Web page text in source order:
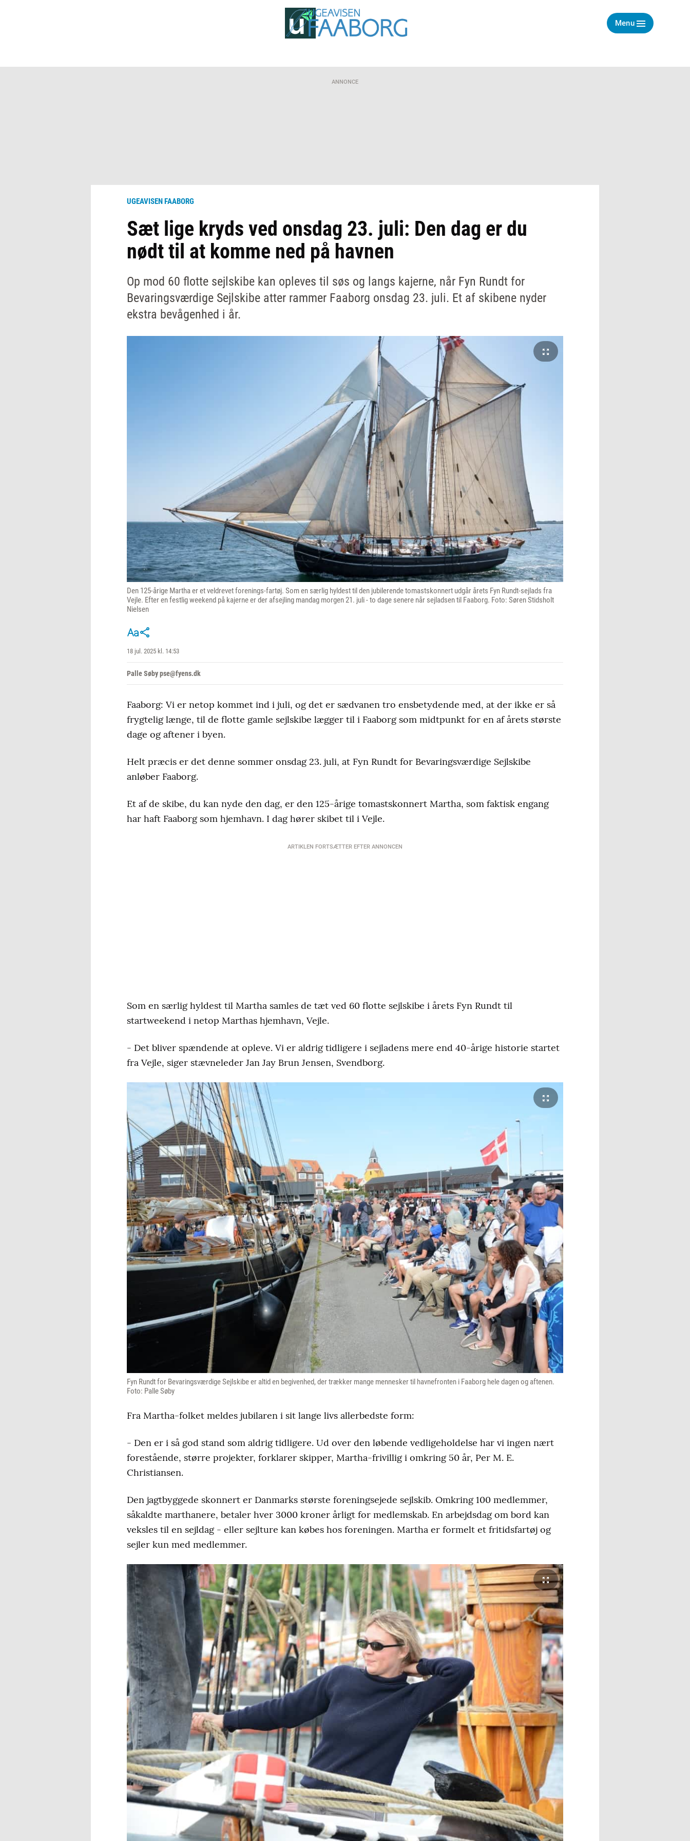
Menu
ANNONCE
UGEAVISEN FAABORG
Sæt lige kryds ved onsdag 23. juli: Den dag er du
nødt til at komme ned på havnen
Op mod 60 flotte sejlskibe kan opleves til søs og langs kajerne, når Fyn Rundt for
Bevaringsværdige Sejlskibe atter rammer Faaborg onsdag 23. juli. Et af skibene nyder
ekstra bevågenhed i år.
Den 125-årige Martha er et veldrevet forenings-fartøj. Som en særlig hyldest til den jubilerende tomastskonnert udgår årets Fyn Rundt-sejlads fra
Vejle. Efter en festlig weekend på kajerne er der afsejling mandag morgen 21. juli - to dage senere når sejladsen til Faaborg. Foto: Søren Stidsholt
Nielsen
18 jul. 2025 kl. 14:53
Palle Søby pse@fyens.dk
Faaborg: Vi er netop kommet ind i juli, og det er sædvanen tro ensbetydende med, at der ikke er så
frygtelig længe, til de flotte gamle sejlskibe lægger til i Faaborg som midtpunkt for en af årets største
dage og aftener i byen.
Helt præcis er det denne sommer onsdag 23. juli, at Fyn Rundt for Bevaringsværdige Sejlskibe
anløber Faaborg.
Et af de skibe, du kan nyde den dag, er den 125-årige tomastskonnert Martha, som faktisk engang
har haft Faaborg som hjemhavn. I dag hører skibet til i Vejle.
ARTIKLEN FORTSÆTTER EFTER ANNONCEN
Som en særlig hyldest til Martha samles de tæt ved 60 flotte sejlskibe i årets Fyn Rundt til
startweekend i netop Marthas hjemhavn, Vejle.
- Det bliver spændende at opleve. Vi er aldrig tidligere i sejladens mere end 40-årige historie startet
fra Vejle, siger stævneleder Jan Jay Brun Jensen, Svendborg.
Fyn Rundt for Bevaringsværdige Sejlskibe er altid en begivenhed, der trækker mange mennesker til havnefronten i Faaborg hele dagen og aftenen.
Foto: Palle Søby
Fra Martha-folket meldes jubilaren i sit lange livs allerbedste form:
- Den er i så god stand som aldrig tidligere. Ud over den løbende vedligeholdelse har vi ingen nært
forestående, større projekter, forklarer skipper, Martha-frivillig i omkring 50 år, Per M. E.
Christiansen.
Den jagtbyggede skonnert er Danmarks største foreningsejede sejlskib. Omkring 100 medlemmer,
såkaldte marthanere, betaler hver 3000 kroner årligt for medlemskab. En arbejdsdag om bord kan
veksles til en sejldag - eller sejlture kan købes hos foreningen. Martha er formelt et fritidsfartøj og
sejler kun med medlemmer.